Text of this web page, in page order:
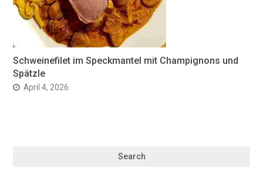
Schweinefilet im Speckmantel mit Champignons und
Spätzle
April 4, 2026
Search